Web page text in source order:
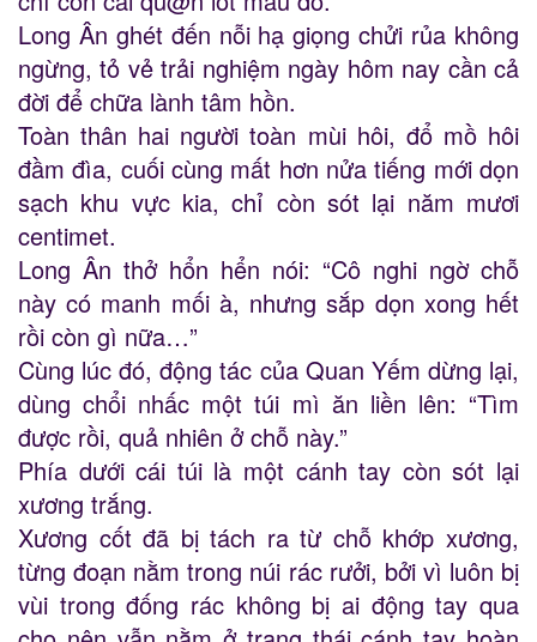
Long Ân ghét đến nỗi hạ giọng chửi rủa không
ngừng, tỏ vẻ trải nghiệm ngày hôm nay cần cả
đời để chữa lành tâm hồn.
Toàn thân hai người toàn mùi hôi, đổ mồ hôi
đầm đìa, cuối cùng mất hơn nửa tiếng mới dọn
sạch khu vực kia, chỉ còn sót lại năm mươi
centimet.
Long Ân thở hổn hển nói: “Cô nghi ngờ chỗ
này có manh mối à, nhưng sắp dọn xong hết
rồi còn gì nữa…”
Cùng lúc đó, động tác của Quan Yếm dừng lại,
dùng chổi nhấc một túi mì ăn liền lên: “Tìm
được rồi, quả nhiên ở chỗ này.”
Phía dưới cái túi là một cánh tay còn sót lại
xương trắng.
Xương cốt đã bị tách ra từ chỗ khớp xương,
từng đoạn nằm trong núi rác rưởi, bởi vì luôn bị
vùi trong đống rác không bị ai động tay qua